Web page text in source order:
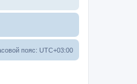
пояс: UTC+03:00